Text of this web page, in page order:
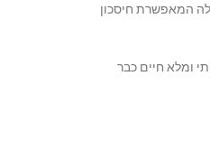
המאפשרת חיסכון
ומלא חיים כבר